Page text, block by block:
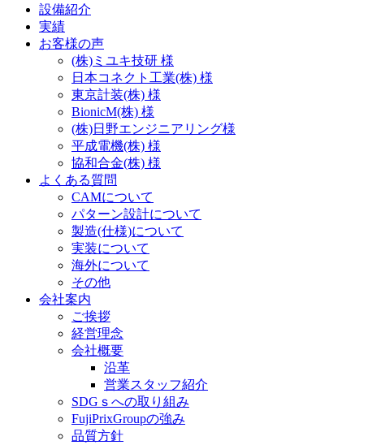
設備紹介
実績
お客様の声
(株)ミユキ技研 様
日本コネクト工業(株) 様
東京計装(株) 様
BionicM(株) 様
(株)日野エンジニアリング様
平成電機(株) 様
協和合金(株) 様
よくある質問
CAMについて
パターン設計について
製造(仕様)について
実装について
海外について
その他
会社案内
ご挨拶
経営理念
会社概要
沿革
営業スタッフ紹介
SDGｓへの取り組み
FujiPrixGroupの強み
品質方針